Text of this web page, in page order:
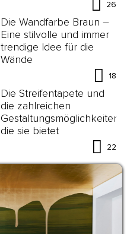
26
Die Wandfarbe Braun –
Eine stilvolle und immer
trendige Idee für die
Wände
18
Die Streifentapete und
die zahlreichen
Gestaltungsmöglichkeiten,
die sie bietet
22